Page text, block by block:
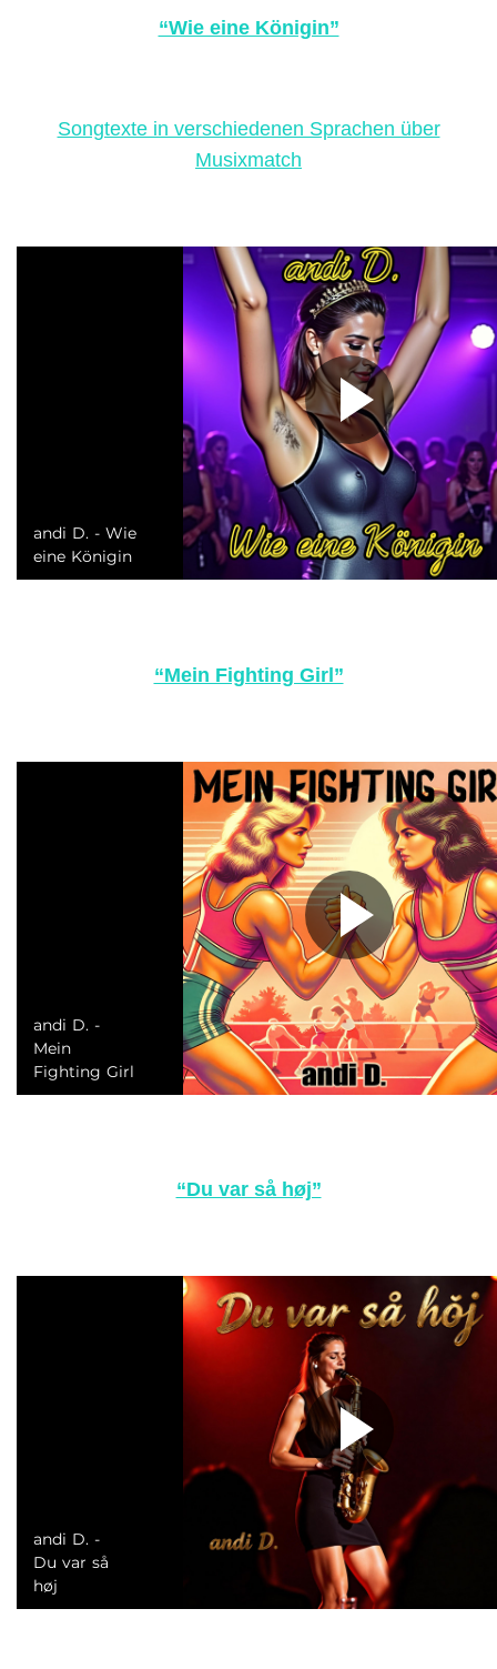
“Wie eine Königin”
Songtexte in verschiedenen Sprachen über
Musixmatch
“Mein Fighting Girl”
“Du var så høj”